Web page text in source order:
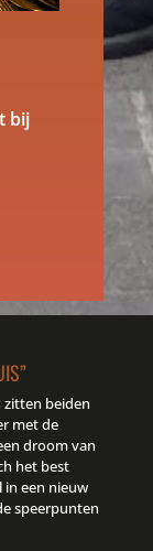
bij
zitten beiden
met de
droom van
het best
in een nieuw
speerpunten